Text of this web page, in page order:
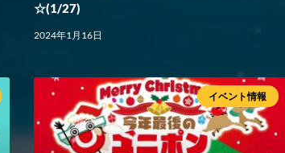
☆(1/27)
2024年1月16日
イベント情報